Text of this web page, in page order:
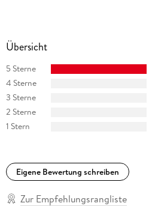
Übersicht
5 Sterne
4 Sterne
3 Sterne
2 Sterne
1 Stern
Eigene Bewertung schreiben
Zur Empfehlungsrangliste